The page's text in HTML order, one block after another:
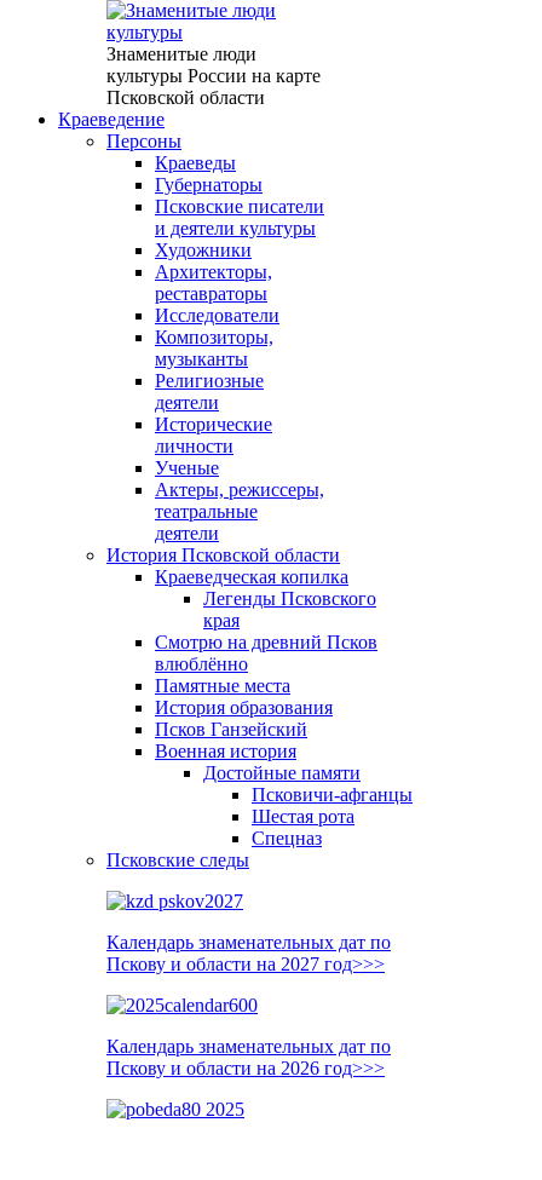
Знаменитые люди
культуры России на карте
Псковской области
Краеведение
Персоны
Краеведы
Губернаторы
Псковские писатели
и деятели культуры
Художники
Архитекторы,
реставраторы
Исследователи
Композиторы,
музыканты
Религиозные
деятели
Исторические
личности
Ученые
Актеры, режиссеры,
театральные
деятели
История Псковской области
Краеведческая копилка
Легенды Псковского
края
Смотрю на древний Псков
влюблённо
Памятные места
История образования
Псков Ганзейский
Военная история
Достойные памяти
Псковичи-афганцы
Шестая рота
Спецназ
Псковские следы
Календарь знаменательных дат по
Пскову и области на 2027 год>>>
Календарь знаменательных дат по
Пскову и области на 2026 год>>>